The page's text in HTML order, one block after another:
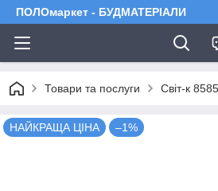
ПОЛОмаркет - БУДМАТЕРІАЛИ
Товари та послуги Світ-к
НАЙКРАЩА ЦІНА –1%